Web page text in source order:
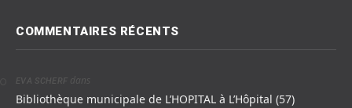
COMMENTAIRES RÉCENTS
EVA SCHERF dans
Bibliothèque municipale de L’HOPITAL à L’Hôpital (57)